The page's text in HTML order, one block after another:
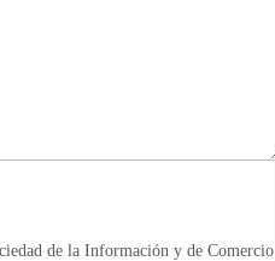
de la Información y de Comercio